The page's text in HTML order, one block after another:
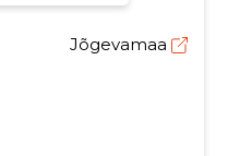
Jõgevamaa